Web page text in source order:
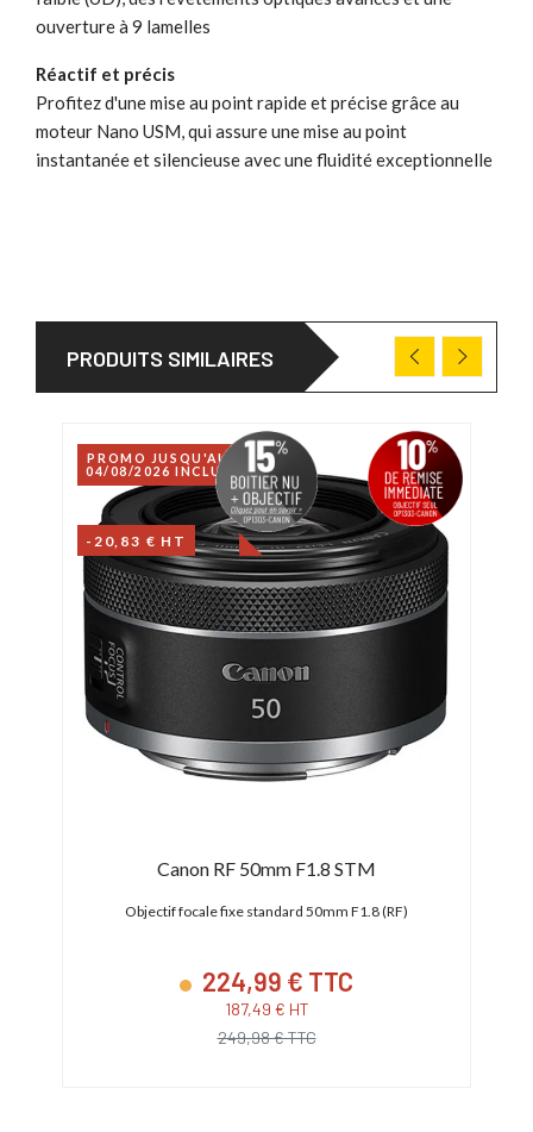
ouverture à 9 lamelles
Réactif et précis
Profitez d'une mise au point rapide et précise grâce au
moteur Nano USM, qui assure une mise au point
instantanée et silencieuse avec une fluidité exceptionnelle
PRODUITS SIMILAIRES
PROMO JUSQU'AU
04/08/2026 INCLUS
-20,83 € HT
Canon RF 50mm F1.8 STM
Objectif focale fixe standard 50mm F1.8 (RF)
224,99 € TTC
187,49 € HT
249,98 € TTC